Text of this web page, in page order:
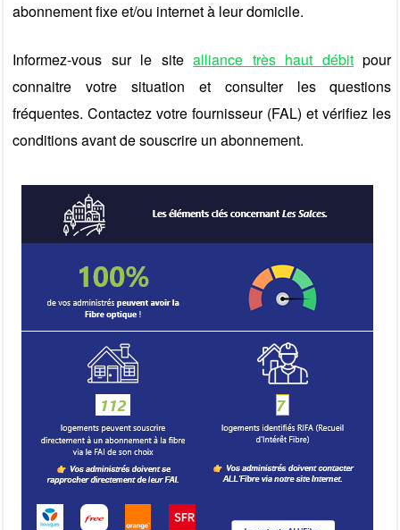
abonnement fixe et/ou internet à leur domicile.
Informez-vous sur le sitealliance très haut débitpour
connaitre votre situation et consulter les questions
fréquentes. Contactez votre fournisseur (FAL) et vérifiez les
conditions avant de souscrire un abonnement.